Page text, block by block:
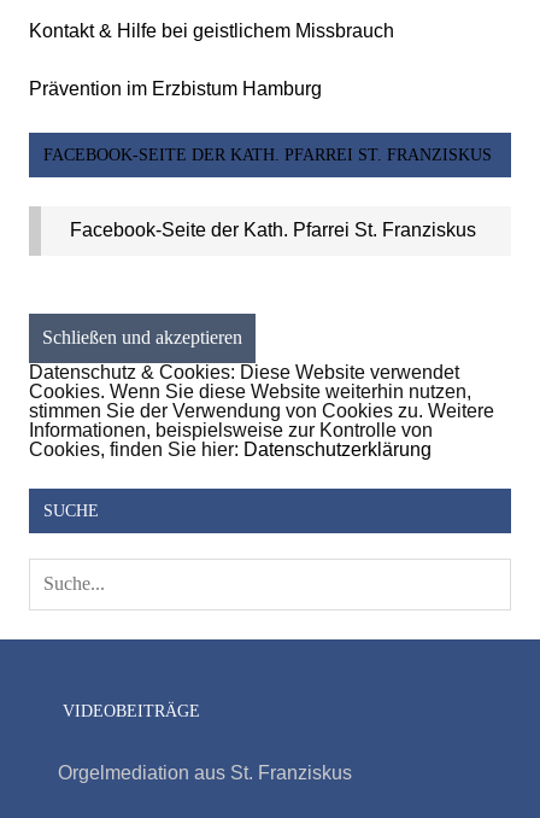
Kontakt & Hilfe bei geistlichem Missbrauch
Prävention im Erzbistum Hamburg
FACEBOOK-SEITE DER KATH. PFARREI ST. FRANZISKUS
Facebook-Seite der Kath. Pfarrei St. Franziskus
Datenschutz & Cookies: Diese Website verwendet
Cookies. Wenn Sie diese Website weiterhin nutzen,
stimmen Sie der Verwendung von Cookies zu. Weitere
Informationen, beispielsweise zur Kontrolle von
Cookies, finden Sie hier: Datenschutzerklärung
SUCHE
VIDEOBEITRÄGE
Orgelmediation aus St. Franziskus